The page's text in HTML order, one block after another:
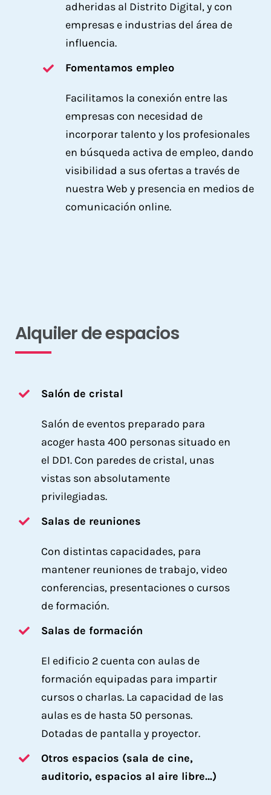
adheridas al Distrito Digital, y con
empresas e industrias del área de
influencia.
Fomentamos empleo
Facilitamos la conexión entre las
empresas con necesidad de
incorporar talento y los profesionales
en búsqueda activa de empleo, dando
visibilidad a sus ofertas a través de
nuestra Web y presencia en medios de
comunicación online.
Alquiler de espacios
Salón de cristal
Salón de eventos preparado para
acoger hasta 400 personas situado en
el DD1. Con paredes de cristal, unas
vistas son absolutamente
privilegiadas.
Salas de reuniones
Con distintas capacidades, para
mantener reuniones de trabajo, video
conferencias, presentaciones o cursos
de formación.
Salas de formación
El edificio 2 cuenta con aulas de
formación equipadas para impartir
cursos o charlas. La capacidad de las
aulas es de hasta 50 personas.
Dotadas de pantalla y proyector.
Otros espacios (sala de cine,
auditorio, espacios al aire libre…)